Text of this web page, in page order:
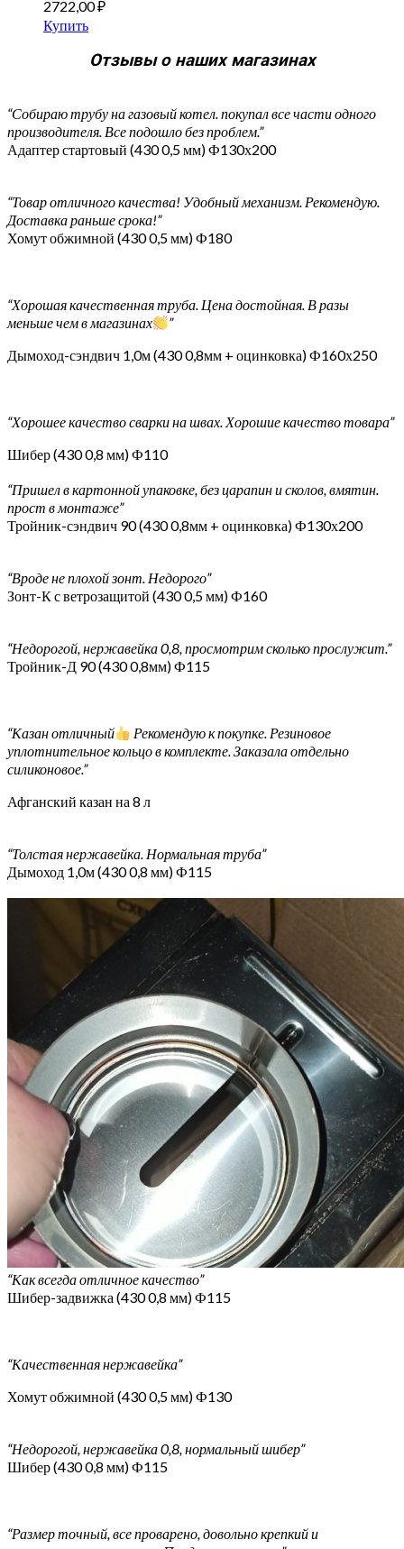
2722,00₽
Купить
Отзывы о наших магазинах
“Собираю трубу на газовый котел. покупал все части одного
производителя. Все подошло без проблем.”
Адаптер стартовый (430 0,5 мм) Ф130х200
“Товар отличного качества! Удобный механизм. Рекомендую.
Доставка раньше срока!”
Хомут обжимной (430 0,5 мм) Ф180
“Хорошая качественная труба. Цена достойная. В разы
меньше чем в магазинах
”
Дымоход-сэндвич 1,0м (430 0,8мм + оцинковка) Ф160х250
“Хорошее качество сварки на швах. Хорошие качество товара”
Шибер (430 0,8 мм) Ф110
“Пришел в картонной упаковке, без царапин и сколов, вмятин.
прост в монтаже”
Тройник-сэндвич 90 (430 0,8мм + оцинковка) Ф130х200
“Вроде не плохой зонт. Недорого”
Зонт-К с ветрозащитой (430 0,5 мм) Ф160
“Недорогой, нержавейка 0,8, просмотрим сколько прослужит.”
Тройник-Д 90 (430 0,8мм) Ф115
“Казан отличный
Рекомендую к покупке. Резиновое
уплотнительное кольцо в комплекте. Заказала отдельно
силиконовое.”
Афганский казан на 8 л
“Толстая нержавейка. Нормальная труба”
Дымоход 1,0м (430 0,8 мм) Ф115
“Как всегда отличное качество”
Шибер-задвижка (430 0,8 мм) Ф115
“Качественная нержавейка”
Хомут обжимной (430 0,5 мм) Ф130
“Недорогой, нержавейка 0,8, нормальный шибер”
Шибер (430 0,8 мм) Ф115
“Размер точный, все проварено, довольно крепкий и